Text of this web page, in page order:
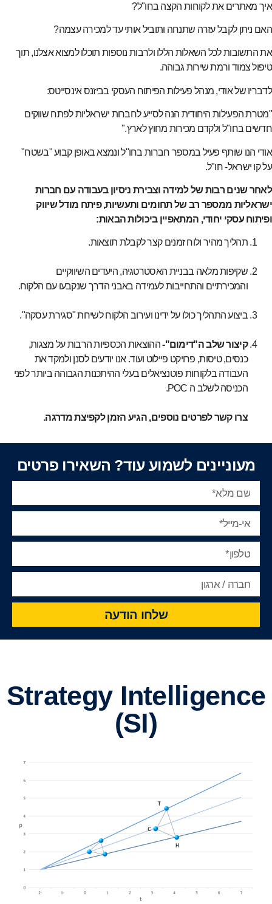
איך מאתרים את לקוחות הקצה בחו"ל?
האם ניתן לקבל עזרה שתנחה ותוביל אותי עד למכירה עצמה?
את התשובות לכל השאלות הללו ולרבות נוספות תוכלו למצוא אצלנו, תוך
טיפול צמוד ורמת שירות גבוהה.
לדבריו של אודי, מנהל פעילות הפיתוח העסקי בביזנס אינסייטס:
"מטרת הפעילות היחודית הנה לסייע לחברות ישראליות לפתח שווקים
חדשים בחו"ל ולקדם מכירות מחוץ לארץ."
אודי הנו שותף פעיל במספר חברות בחו"ל ונמצא באופן קבוע "בשטח"
על קו ישראל- חו"ל.
לאחר שנים רבות של למידה וצבירת ניסיון בעבודה עם חברות
ישראליות ממספר רב של תחומים ותעשיות, פיתח מודל שיווק
ופיתוח עסקי יחודי, המתאפיין ביכולות הבאות:
תהליך מהיר ולוח זמנים קצר לקבלת תוצאות.
שקיפות מלאה בבניית האסטרטגיה, היעדים השיווקיים
והמכירתיים והתחייבות לעמידה באבני הדרך שנקבעו עם הלקוח.
ביצוע התהליך כולו על ידינו ועירוב הלקוח לשיחת "סגירת עסקה".
קיצור שלב ה"דימום"-ההוצאות הכספיות הרבות על מצגות,
כנסים, טיסות, פרויקט פיילוט ועוד. אנו יודעים לסנן ולמקד את
העבודה בלקוחות פוטנציאלים בעלי ההיתכנות הגבוהה ביותר לפני
הכניסה לשלב ה POC.
צרו קשר לפרטים נוספים, הגיע הזמן לקפיצת מדרגה.
מעוניינים לשמוע עוד? השאירו פרטים
שלחו הודעה
Strategy Intelligence
(SI)